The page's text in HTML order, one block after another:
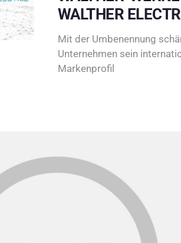
WALTHER
Mit der Umbenennung
Unternehmen sein
Markenprofil